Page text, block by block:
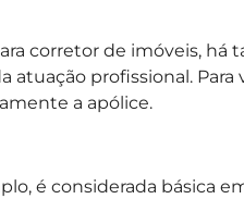
corretor de imóveis, há
atuação profissional.
a apólice.
é considerada básica